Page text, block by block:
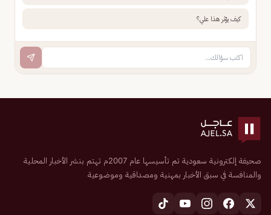
كيف يؤثر هذا علي؟
صحيفة إلكترونية سعودية تم تأسيسها عام 2007م تهتم بنشر الأخبار المحلية
والمنافسة في سبق الأخبار بمهنية ومصداقية وموضوعية